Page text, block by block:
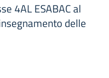
4AL ESABAC al
delle